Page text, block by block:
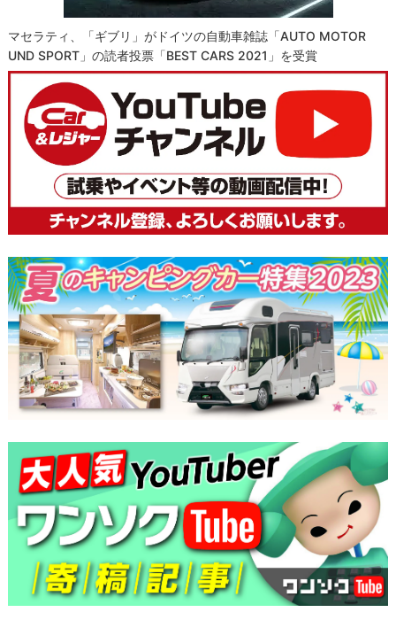
マセラティ、「ギブリ」がドイツの自動車雑誌「AUTO MOTOR
UND SPORT」の読者投票「BEST CARS 2021」を受賞